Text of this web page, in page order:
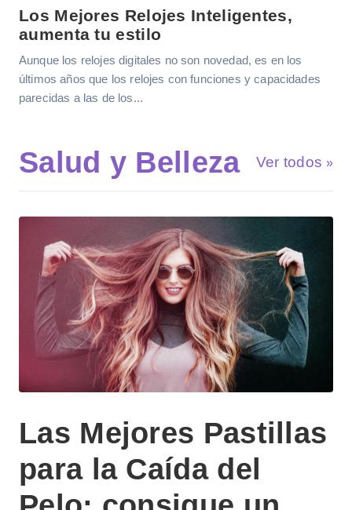
Los Mejores Relojes Inteligentes,
aumenta tu estilo
Aunque los relojes digitales no son novedad, es en los
últimos años que los relojes con funciones y capacidades
parecidas a las de los...
Salud y Belleza Ver todos
Las Mejores Pastillas
para la Caída del